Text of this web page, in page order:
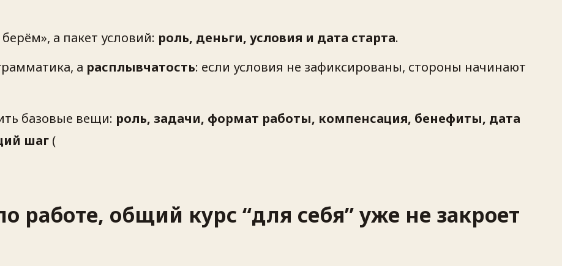
а пакет условий: роль, деньги, условия и дата старта.
а расплывчатость: если условия не зафиксированы, стороны начинают
базовые вещи: роль, задачи, формат работы, компенсация, бенефиты, дата
шаг (
работе, общий курс “для себя” уже не закроет